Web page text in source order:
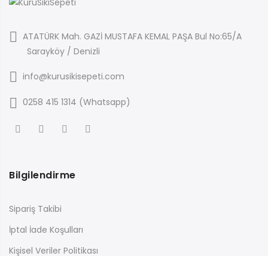
ATATÜRK Mah. GAZİ MUSTAFA KEMAL PAŞA Bul No:65/A
Sarayköy / Denizli
info@kurusikisepeti.com
0258 415 1314 (Whatsapp)
Bilgilendirme
Sipariş Takibi
İptal İade Koşulları
Kişisel Veriler Politikası